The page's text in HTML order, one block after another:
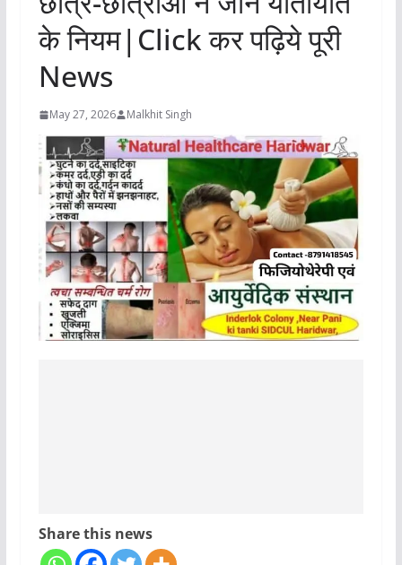
के नियम|Click कर पढ़िये पूरी
News
May 27, 2026 Malkhit Singh
Share this news